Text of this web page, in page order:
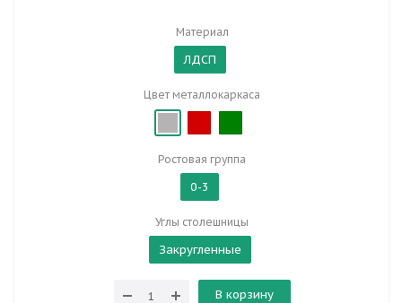
Материал
ЛДСП
Цвет металлокаркаса
Ростовая группа
0-3
Углы столешницы
Закругленные
В корзину